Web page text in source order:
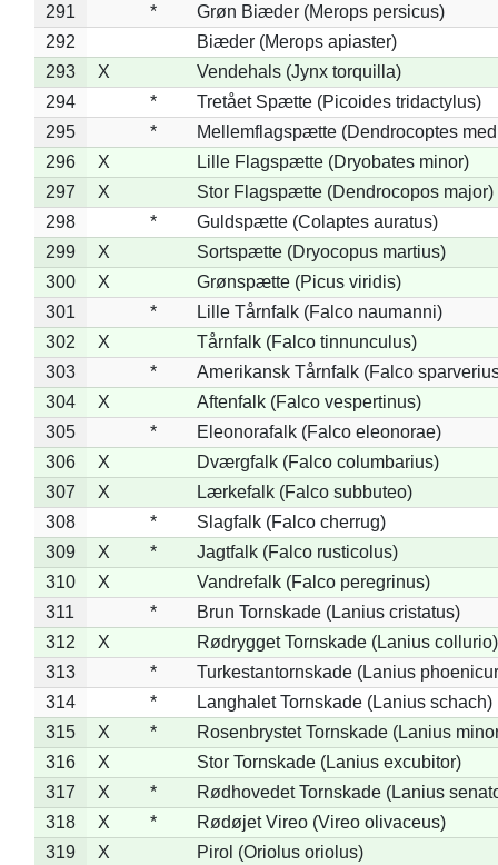
291
*
Grøn Biæder (Merops persicus)
292
Biæder (Merops apiaster)
293
X
Vendehals (Jynx torquilla)
294
*
Tretået Spætte (Picoides tridactylus)
295
*
Mellemflagspætte (Dendrocoptes
296
X
Lille Flagspætte (Dryobates minor)
297
X
Stor Flagspætte (Dendrocopos major)
298
*
Guldspætte (Colaptes auratus)
299
X
Sortspætte (Dryocopus martius)
300
X
Grønspætte (Picus viridis)
301
*
Lille Tårnfalk (Falco naumanni)
302
X
Tårnfalk (Falco tinnunculus)
303
*
Amerikansk Tårnfalk (Falco
304
X
Aftenfalk (Falco vespertinus)
305
*
Eleonorafalk (Falco eleonorae)
306
X
Dværgfalk (Falco columbarius)
307
X
Lærkefalk (Falco subbuteo)
308
*
Slagfalk (Falco cherrug)
309
X *
Jagtfalk (Falco rusticolus)
310
X
Vandrefalk (Falco peregrinus)
311
*
Brun Tornskade (Lanius cristatus)
312
X
Rødrygget Tornskade (Lanius collurio)
313
*
Turkestantornskade (Lanius
314
*
Langhalet Tornskade (Lanius schach)
315
X *
Rosenbrystet Tornskade (Lanius
316
X
Stor Tornskade (Lanius excubitor)
317
X *
Rødhovedet Tornskade (Lanius
318
X *
Rødøjet Vireo (Vireo olivaceus)
319
X
Pirol (Oriolus oriolus)